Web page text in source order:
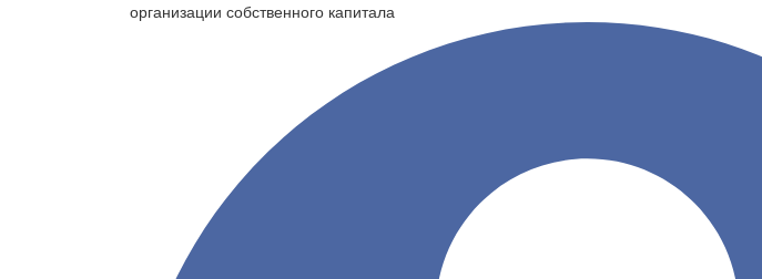
организации собственного капитала